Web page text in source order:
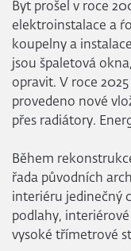
Byt prošel v roce
elektroinstalace a
koupelny a
jsou špaletová
opravit. V roce
provedeno nové
přes radiátory.
Během
řada původních
interiéru jedinečný
podlahy,
vysoké třímetrové